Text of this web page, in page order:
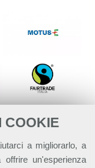
COOKIE
a migliorarlo, a
un'esperienza